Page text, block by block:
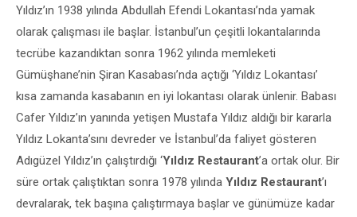
Yıldız’ın 1938 yılında Abdullah Efendi Lokantası’nda yamak
olarak çalışması ile başlar. İstanbul’un çeşitli lokantalarında
tecrübe kazandıktan sonra 1962 yılında memleketi
Gümüşhane’nin Şiran Kasabası’nda açtığı ‘Yıldız Lokantası’
kısa zamanda kasabanın en iyi lokantası olarak ünlenir. Babası
Cafer Yıldız’ın yanında yetişen Mustafa Yıldız aldığı bir kararla
Yıldız Lokanta’sını devreder ve İstanbul’da faliyet gösteren
Adıgüzel Yıldız’ın çalıştırdığı ‘Yıldız Restaurant’a ortak olur. Bir
süre ortak çalıştıktan sonra 1978 yılında Yıldız Restaurant’ı
devralarak, tek başına çalıştırmaya başlar ve günümüze kadar